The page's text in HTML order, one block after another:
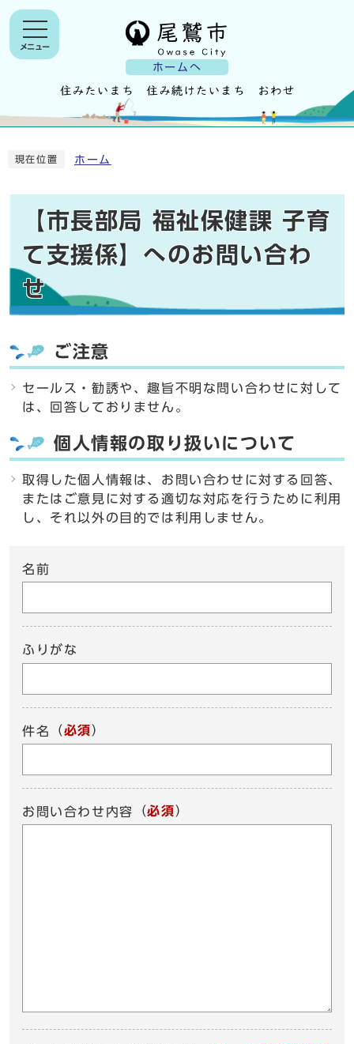
ホームへ
メニュー
現在位置 ホーム
【市長部局 福祉保健課 子育
て支援係】へのお問い合わ
せ
ご注意
セールス・勧誘や、趣旨不明な問い合わせに対して
は、回答しておりません。
個人情報の取り扱いについて
取得した個人情報は、お問い合わせに対する回答、
またはご意見に対する適切な対応を行うために利用
し、それ以外の目的では利用しません。
名前
ふりがな
件名 （必須）
お問い合わせ内容 （必須）